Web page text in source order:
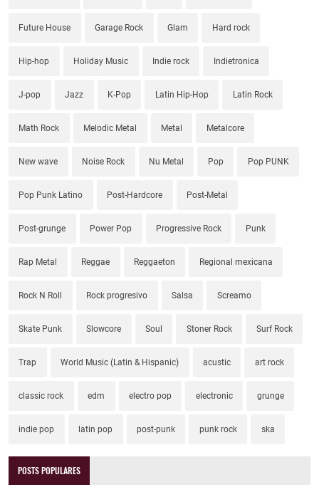
Future House Garage Rock Glam Hard rock
Hip-hop Holiday Music Indie rock Indietronica
J-pop Jazz K-Pop Latin Hip-Hop Latin Rock
Math Rock Melodic Metal Metal Metalcore
New wave Noise Rock Nu Metal Pop Pop PUNK
Pop Punk Latino Post-Hardcore Post-Metal
Post-grunge Power Pop Progressive Rock Punk
Rap Metal Reggae Reggaeton Regional mexicana
Rock N Roll Rock progresivo Salsa Screamo
Skate Punk Slowcore Soul Stoner Rock Surf Rock
Trap World Music (Latin & Hispanic) acustic art rock
classic rock edm electro pop electronic grunge
indie pop latin pop post-punk punk rock ska
POSTS POPULARES